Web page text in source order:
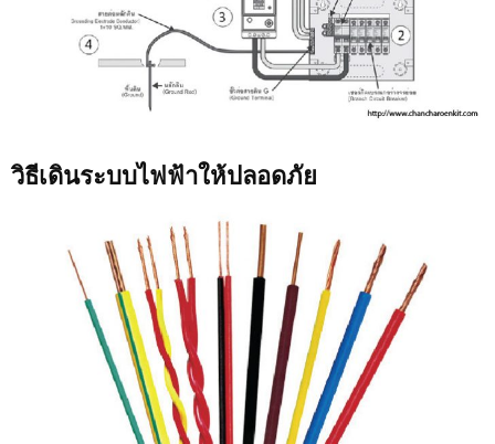
วิธีเดินระบบไฟฟ้าให้ปลอดภัย